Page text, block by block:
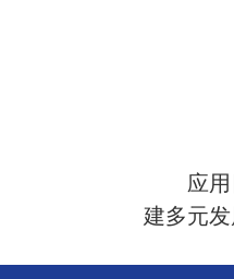
应
建多元